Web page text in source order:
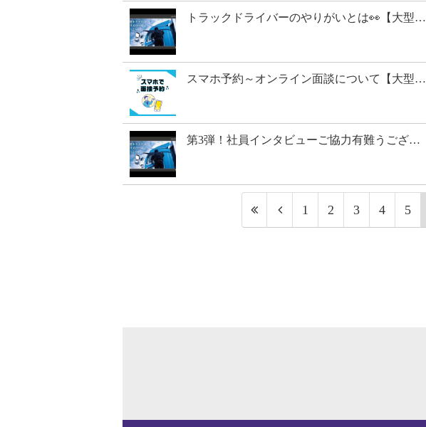
トラックドライバーのやりがいとは👀【大型…
スマホ予約～オンライン面談について【大型…
第3弾！社員インタビューご協力有難うござ…
1 2 3 4 5